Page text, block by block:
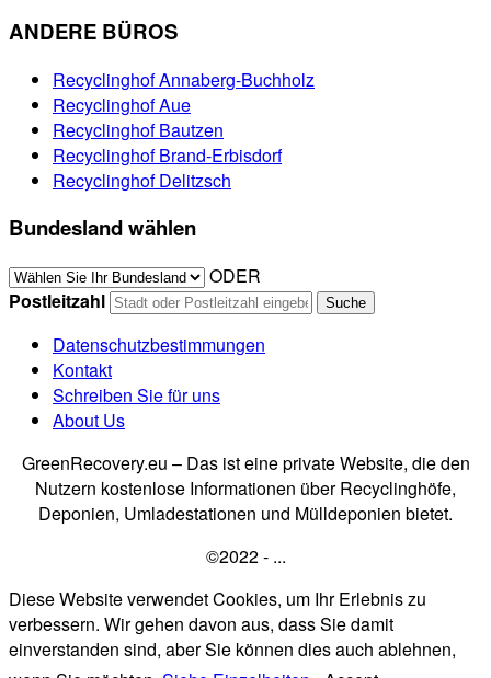
ANDERE BÜROS
Recyclinghof Annaberg-Buchholz
Recyclinghof Aue
Recyclinghof Bautzen
Recyclinghof Brand-Erbisdorf
Recyclinghof Delitzsch
Bundesland wählen
ODER
Postleitzahl
Datenschutzbestimmungen
Kontakt
Schreiben Sie für uns
About Us
GreenRecovery.eu – Das ist eine private Website, die den
Nutzern kostenlose Informationen über Recyclinghöfe,
Deponien, Umladestationen und Mülldeponien bietet.
©2022 - ...
Diese Website verwendet Cookies, um Ihr Erlebnis zu
verbessern. Wir gehen davon aus, dass Sie damit
einverstanden sind, aber Sie können dies auch ablehnen,